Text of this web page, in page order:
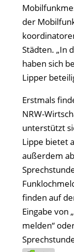
der
Städten. „In
haben sich
Lipper
Erstmals
NRW-
unterstützt
Lippe bietet
außerdem
finden auf
Eingabe von
melden“